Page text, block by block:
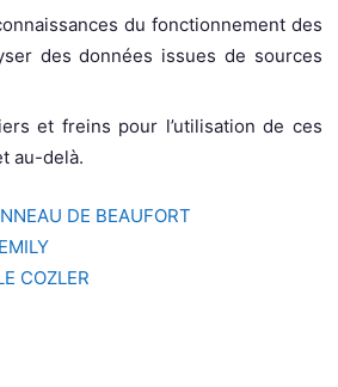
du fonctionnement des
des données issues de sources
et freins pour l’utilisation de ces
au-delà.
DE BEAUFORT
COZLER